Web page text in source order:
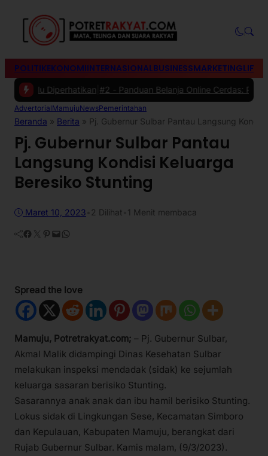
POLITIKEKONOMIINTERNASIONALBUSINESSMARKETING
Diperhatikan|#2 -Panduan Belanja Online Cerdas: Pilih
AdvertorialMamujuNewsPemerintahan
Beranda » Berita » Pj. Gubernur Sulbar Pantau Langsung
Pj. Gubernur Sulbar Pantau
Langsung Kondisi Keluarga
Beresiko Stunting
Maret 10, 2023 2 Dilihat 1 Menit membaca
Facebook Twitter Pinterest Mail WhatsApp
Spread the love
Mamuju, Potretrakyat.com; – Pj. Gubernur Sulbar,
Akmal Malik didampingi Dinas Kesehatan Sulbar
melakukan inspeksi mendadak (sidak) ke sejumlah
keluarga sasaran berisiko Stunting.
Sasarannya anak anak dan ibu hamil berisiko Stunting.
Lokus sidak di Lingkungan Sese, Kecamatan Simboro
dan Kepulauan, Kabupaten Mamuju, berangkat dari
Rujab Gubernur Sulbar. Kamis malam, (9/3/2023).